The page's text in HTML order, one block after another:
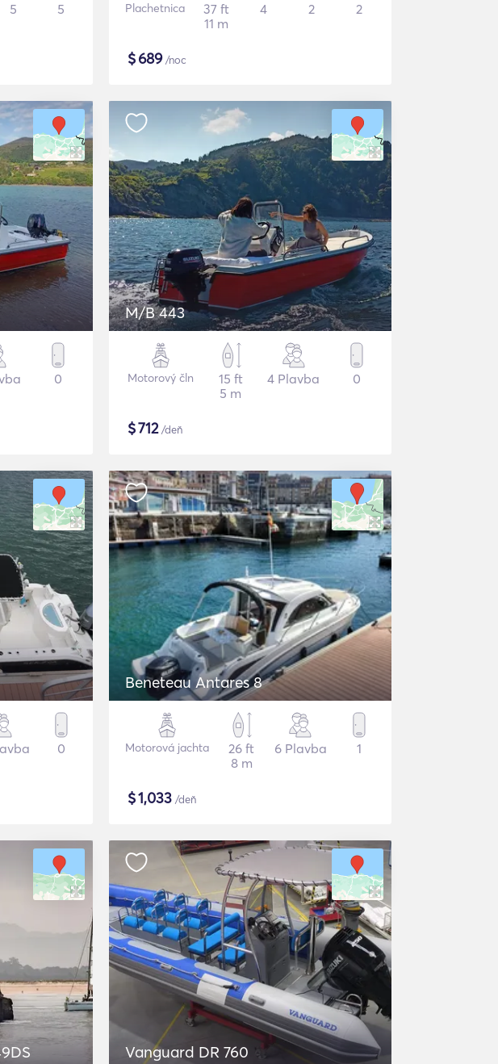
5 5 Plachetnica
37 ft
11 m
4 2 2
$689/noc
0
M/B 443
Motorový čln
15 ft
5 m
4 Plavba 0
$712/deň
0
Beneteau Antares 8
Motorová jachta
26 ft
8 m
6 Plavba 1
$1,033 /deň
Vanguard DR 760